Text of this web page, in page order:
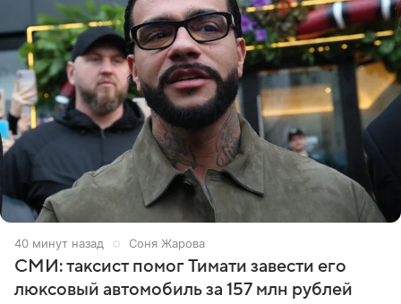
40 минут назад Соня Жарова
СМИ: таксист помог Тимати завести его
люксовый автомобиль за 157 млн рублей